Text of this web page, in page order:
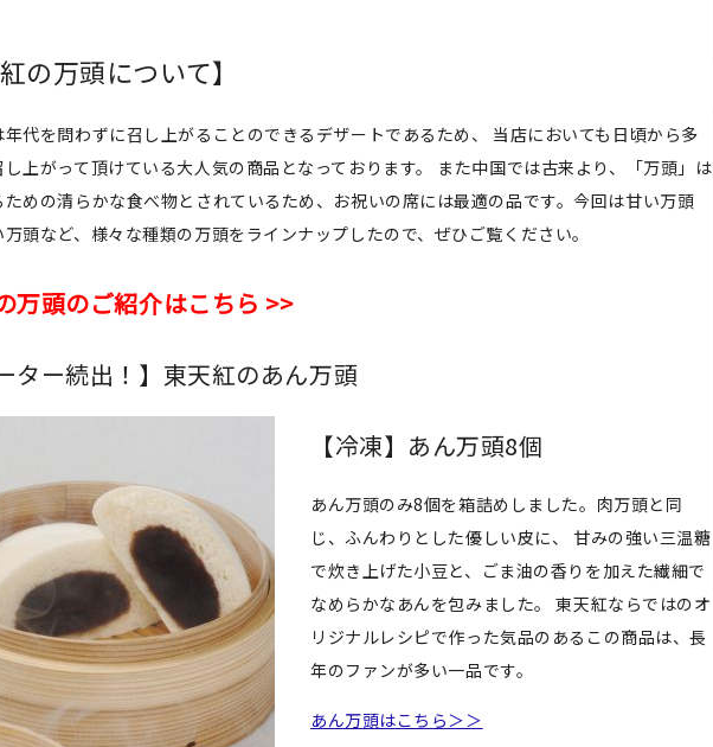
の万頭について】
年代を問わずに召し上がることのできるデザートであるため、 当店においても日頃から多
し上がって頂けている大人気の商品となっております。 また中国では古来より、「万頭」は
めの清らかな食べ物とされているため、お祝いの席には最適の品です。今回は甘い万頭
頭など、様々な種類の万頭をラインナップしたので、ぜひご覧ください。
万頭のご紹介はこちら >>
ター続出！】東天紅のあん万頭
【冷凍】あん万頭8個
あん万頭のみ8個を箱詰めしました。肉万頭と同
じ、ふんわりとした優しい皮に、 甘みの強い三温糖
で炊き上げた小豆と、ごま油の香りを加えた繊細で
なめらかなあんを包みました。 東天紅ならではのオ
リジナルレシピで作った気品のあるこの商品は、長
年のファンが多い一品です。
あん万頭はこちら＞＞